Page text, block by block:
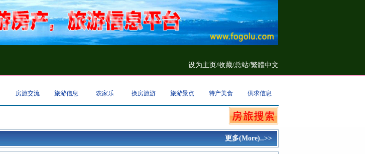
设为主页/收藏/总站/繁體中文
房旅交流 旅游信息 农家乐 换房旅游 旅游景点 特产美食 供求信息
更多(More)..>>